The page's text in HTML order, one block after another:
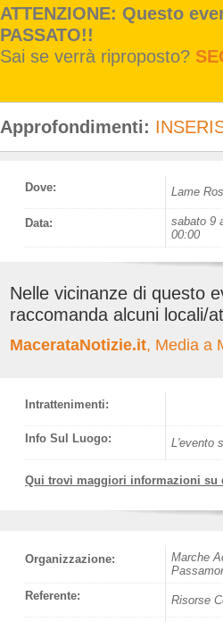
ATTENZIONE: Questo
PASSATO!!
Sai se verrà riproposto?
Approfondimenti:
Dove: Lame
Data:
sabato 9
00:00
Nelle vicinanze di questo
raccomanda alcuni locali/
MacerataNotizie.it, Media a
Intrattenimenti:
Info Sul Luogo: L'evento
Qui trovi maggiori informazioni su
Organizzazione:
Marche
Referente:
Risorse